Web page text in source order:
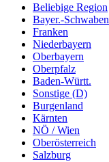
Beliebige Region
Bayer.-Schwaben
Franken
Niederbayern
Oberbayern
Oberpfalz
Baden-Württ.
Sonstige (D)
Burgenland
Kärnten
NÖ / Wien
Oberösterreich
Salzburg